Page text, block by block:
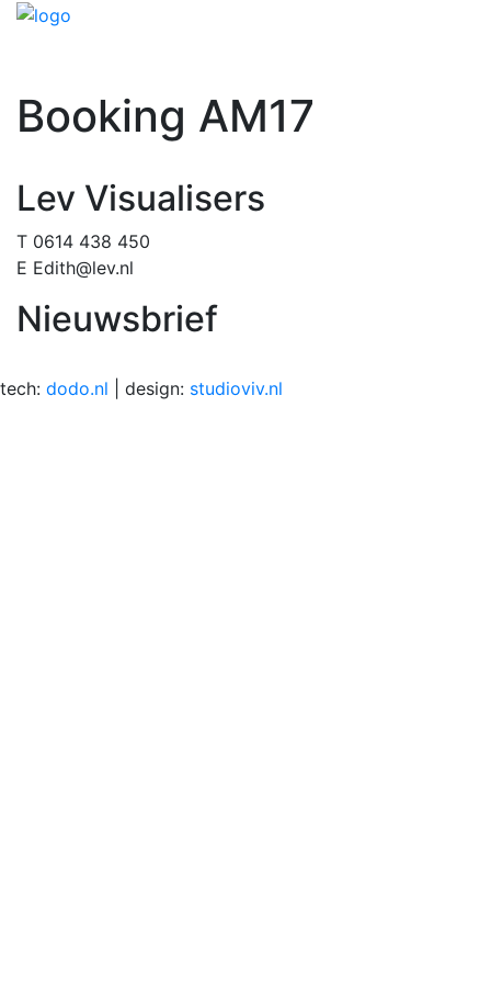
Booking AM17
Lev Visualisers
T 0614 438 450
E Edith@lev.nl
Nieuwsbrief
tech: dodo.nl design: studioviv.nl